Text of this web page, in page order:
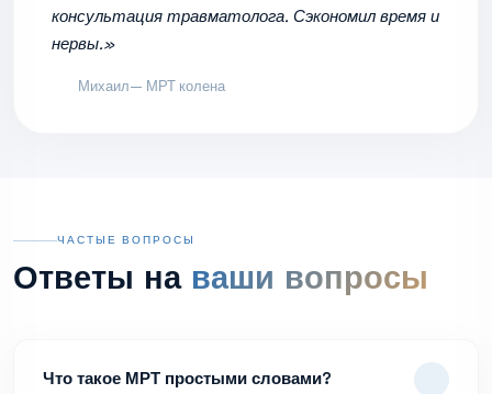
консультация травматолога. Сэкономил время и
нервы.»
Михаил— МРТ колена
ЧАСТЫЕ ВОПРОСЫ
Ответы на ваши вопросы
Что такое МРТ простыми словами?